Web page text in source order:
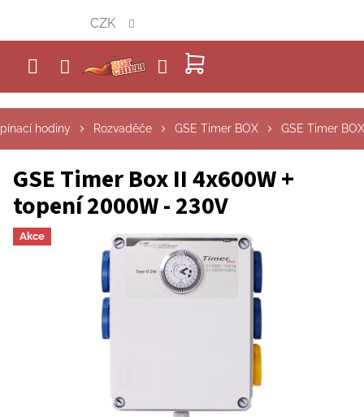
obsah
NÁKUPNÍ
KOŠÍK
CZK
hodiny Rozvaděče GSE Timer BOX GSE Timer
GSE Timer Box II 4x600W +
topení 2000W - 230V
Akce